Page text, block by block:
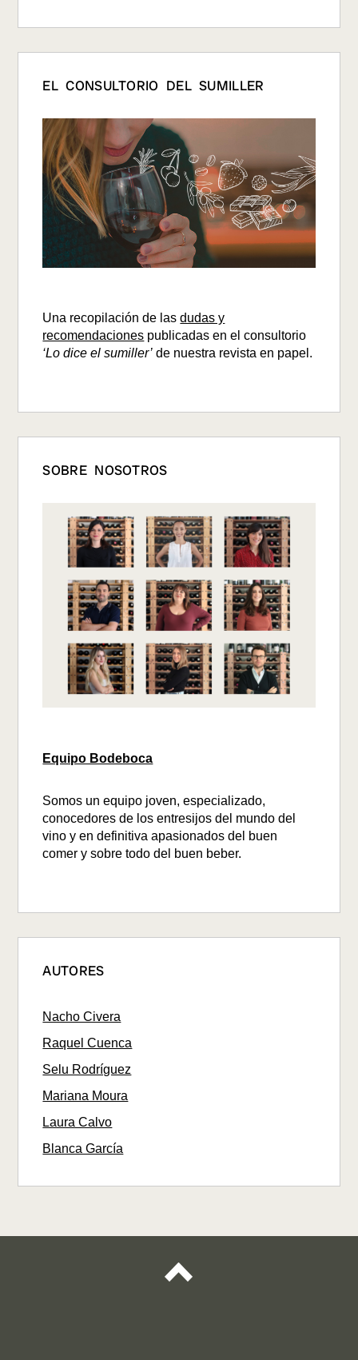
EL CONSULTORIO DEL SUMILLER
Una recopilación de lasdudas y
recomendaciones publicadas en el consultorio
‘Lo dice el sumiller’ de nuestra revista en papel.
SOBRE NOSOTROS
Equipo Bodeboca
Somos un equipo joven, especializado,
conocedores de los entresijos del mundo del
vino y en definitiva apasionados del buen
comer y sobre todo del buen beber.
AUTORES
Nacho Civera
Raquel Cuenca
Selu Rodríguez
Mariana Moura
Laura Calvo
Blanca García